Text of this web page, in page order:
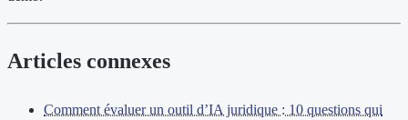
Articles connexes
Comment évaluer un outil d’IA juridique : 10 questions qui